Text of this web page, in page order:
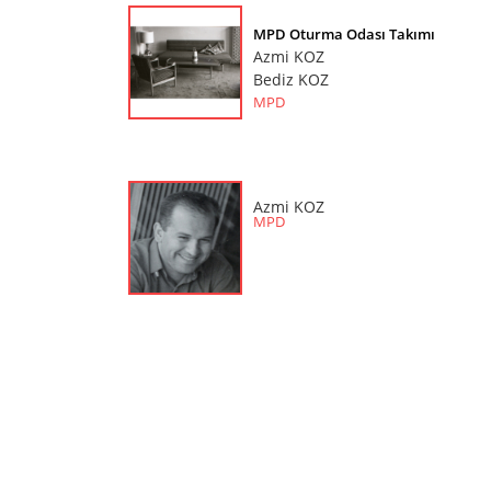
MPD Oturma Odası Takımı
Azmi KOZ
Bediz KOZ
MPD
Azmi KOZ
Bediz KOZ
Azmi KOZ
MPD